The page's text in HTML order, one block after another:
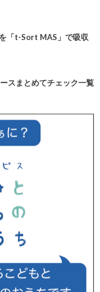
「t-Sort MAS」で吸収
スまとめてチェック一覧